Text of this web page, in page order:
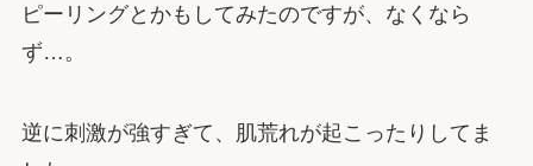
ピーリングとかもしてみたのですが、なくなら
ず…。
逆に刺激が強すぎて、肌荒れが起こったりしてま